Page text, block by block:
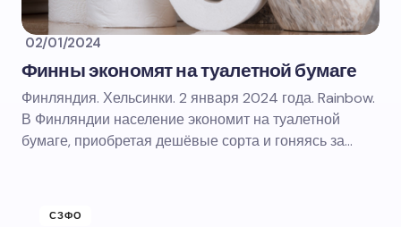
02/01/2024
Финны экономят на туалетной бумаге
Финляндия. Хельсинки. 2 января 2024 года. Rainbow.
В Финляндии население экономит на туалетной
бумаге, приобретая дешёвые сорта и гоняясь за…
СЗФО